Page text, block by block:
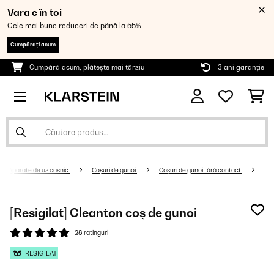
Vara e în toi
Cele mai bune reduceri de până la 55%
Cumpărați acum
Cumpără acum, plătește mai târziu 3 ani garanție
Aparate de uz casnic Coșuri de gunoi Coșuri de gunoi fără contact
[Resigilat] Cleanton coș de gunoi
28 ratinguri
RESIGILAT